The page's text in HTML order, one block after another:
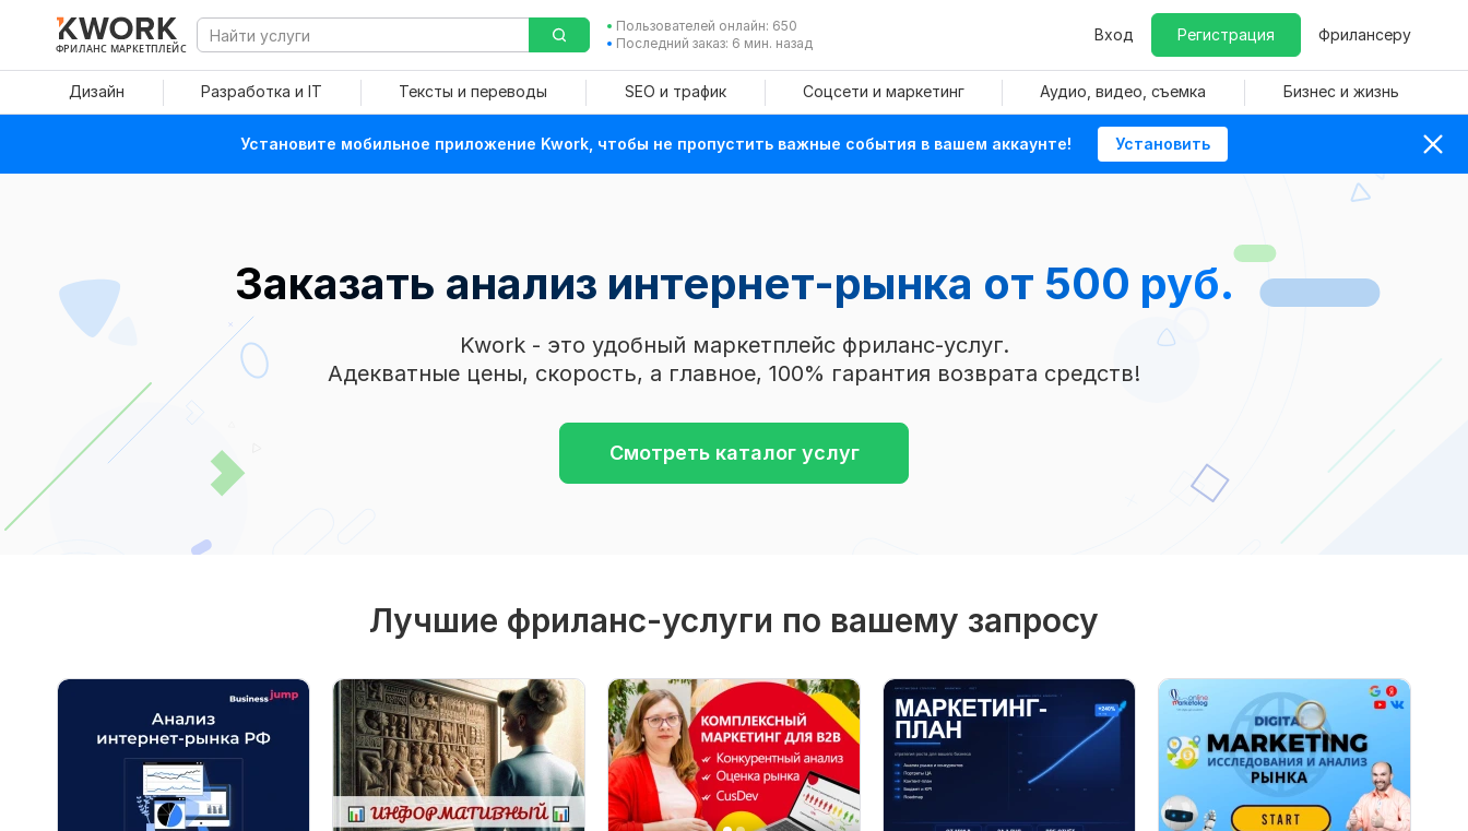
ФРИЛАНС МАРКЕТПЛЕЙС
Пользователей онлайн: 650
Последний заказ: 6 мин. назад
Вход Регистрация Фрилансеру
Дизайн Разработка и IT Тексты и переводы SEO и трафик Соцсети и маркетинг Аудио, видео, съемка Бизнес и жизнь
Установите мобильное приложение Kwork, чтобы не пропустить важные события в вашем аккаунте! Установить
Заказать анализ интернет-рынка от 500 руб.
Kwork - это удобный маркетплейс фриланс-услуг.
Адекватные цены, скорость, а главное, 100% гарантия возврата средств!
Смотреть каталог услуг
Лучшие фриланс-услуги по вашему запросу